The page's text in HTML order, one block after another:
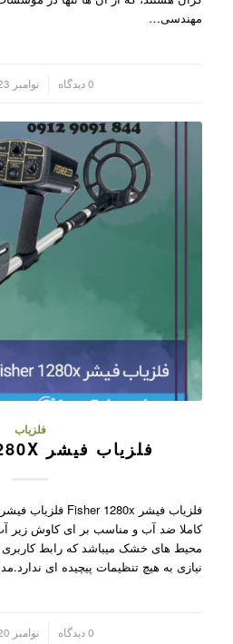
مهندسی…
0 دیدگاه نوامبر 23, 2024
فلزیاب
فلزیاب فیشر FISHER 1280X
کاملا ضد آب و مناسب بر ای کاوش زیر
محیط های خشک میباشد که رابط
نیازی به هیچ تنظیمات پیچیده ای
0 دیدگاه نوامبر 20, 2024